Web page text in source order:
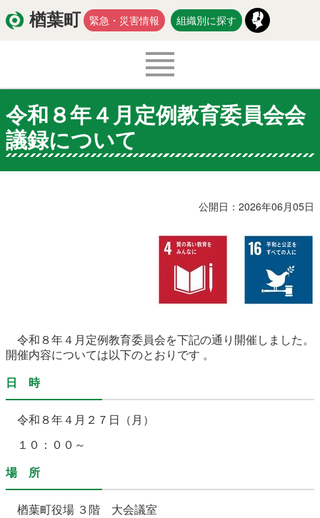
楢葉町 緊急・災害情報 組織別に探す
くらし・環境 出産・子育て
医療・健康・福祉 教育・文化・スポーツ
商工・労働 新産業
楢葉町について 町長室
令和８年４月定例教育委員会会
議録について
公開日：2026年06月05日
令和８年４ 月定例教育委員会を下記の通り開催しました。
開催内容については以下のとおりです 。
日 時
令和８年４月２７日（月）
１０：００～
場 所
楢葉町役場 ３階 大会議室